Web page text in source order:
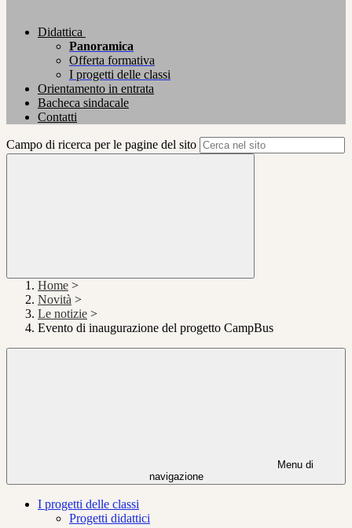
Didattica
Panoramica
Offerta formativa
I progetti delle classi
Orientamento in entrata
Bacheca sindacale
Contatti
Campo di ricerca per le pagine del sito
Home >
Novità >
Le notizie >
Evento di inaugurazione del progetto CampBus
Menu di
navigazione
I progetti delle classi
Progetti didattici